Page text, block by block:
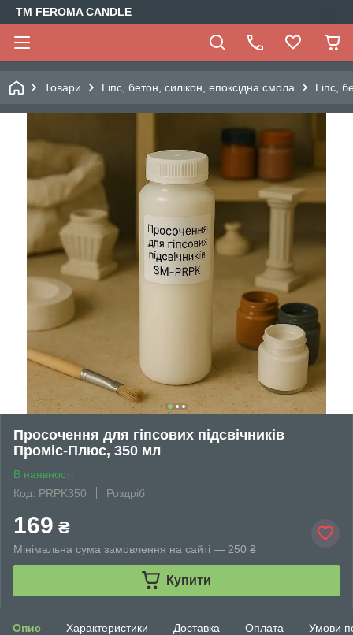
TM FEROMA CANDLE
Товари Гіпс, бетон, силікон, епоксідна смола Гіпс,
Просочення для гіпсових підсвічників
Проміс-Плюс, 350 мл
В наявності
Код: PRPK350
Роздріб
169 ₴
Мінімальна сума замовлення на сайті — 250 ₴
Купити
Опис Характеристики Доставка Оплата Умови